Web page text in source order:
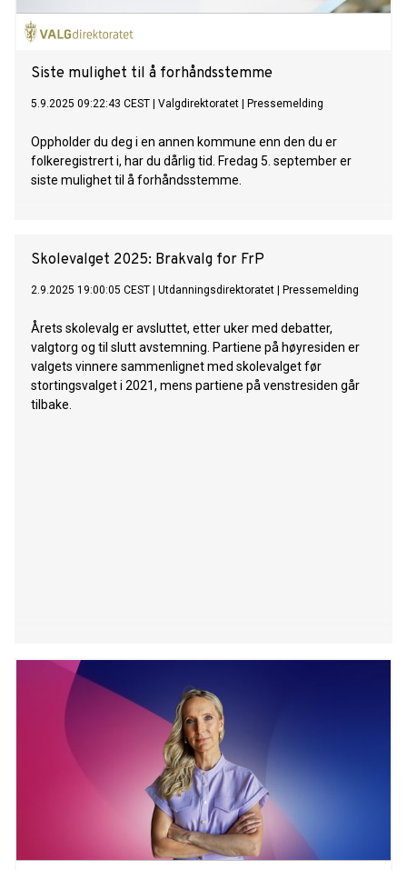
Siste mulighet til å forhåndsstemme
5.9.2025 09:22:43 CEST Valgdirektoratet Pressemelding
Oppholder du deg i en annen kommune enn den du er
folkeregistrert i, har du dårlig tid. Fredag 5. september er
siste mulighet til å forhåndsstemme.
Skolevalget 2025: Brakvalg for FrP
2.9.2025 19:00:05 CEST Utdanningsdirektoratet Pressemelding
Årets skolevalg er avsluttet, etter uker med debatter,
valgtorg og til slutt avstemning. Partiene på høyresiden er
valgets vinnere sammenlignet med skolevalget før
stortingsvalget i 2021, mens partiene på venstresiden går
tilbake.